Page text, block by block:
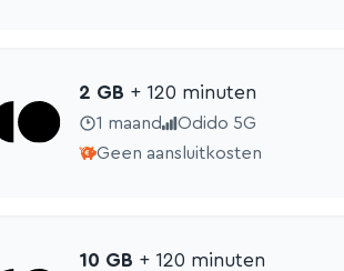
2 GB + 120 minuten
1 maand
Odido 5G
Geen aansluitkosten
10 GB + 120 minuten